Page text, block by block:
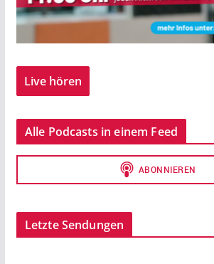
Live hören
Alle Podcasts in einem Feed
Letzte Sendungen